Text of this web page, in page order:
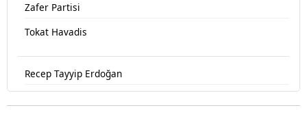
Zafer Partisi
Tokat Havadis
Recep Tayyip Erdoğan